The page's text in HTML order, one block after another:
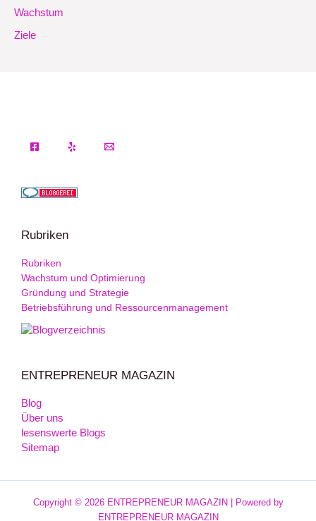
Wachstum
Ziele
Rubriken
Rubriken
Wachstum und Optimierung
Gründung und Strategie
Betriebsführung und Ressourcenmanagement
ENTREPRENEUR MAGAZIN
Blog
Über uns
lesenswerte Blogs
Sitemap
Copyright © 2026 ENTREPRENEUR MAGAZIN | Powered by
ENTREPRENEUR MAGAZIN